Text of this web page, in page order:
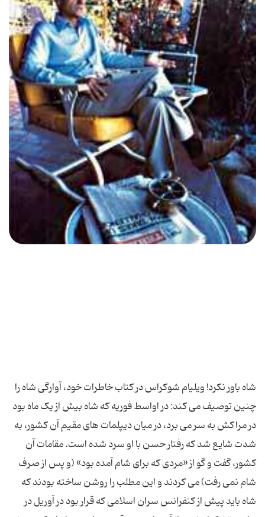
شاه باور نکرد! ویلیام شوکراس در کتاب خاطرات خود، آوارگی شاه را
چنین توصیف می کند: در اواسط فوریه که شاه بیش از یک ماه بود
در مراکش به سر می برد، در میان دیپلمات های مقیم آن کشور، به
شدت شایع شد که رفتار حسن با او سرد شده است. مقامات آن
کشور، گفت و گو از «مردی که برای شام آمده بود» (و پس از صرف
شام نمی رفت) می کردند و این مطلب را روشن ساخته بودند که
شاه باید پیش از کنفرانس سران اسلامی که قرار بود در آوریل در